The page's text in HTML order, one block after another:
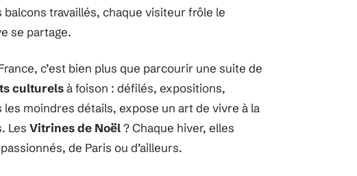
travaillés, chaque visiteur frôle le
se partage.
c’est bien plus que parcourir une suite de
culturelsà foison : défilés, expositions,
moindres détails, expose un art de vivre à la
Les Vitrines de Noël? Chaque hiver, elles
de Paris ou d’ailleurs.